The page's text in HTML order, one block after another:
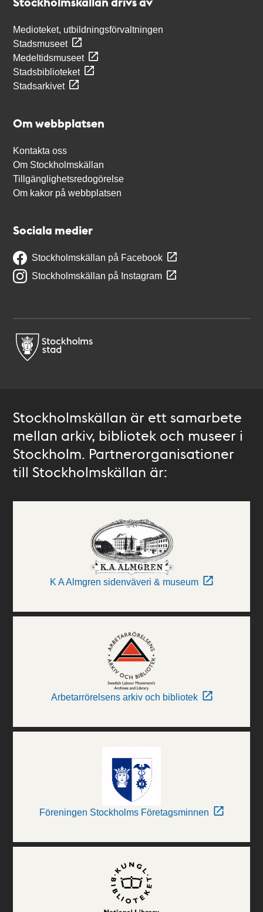
Medioteket, utbildningsförvaltningen
Stadsmuseet
Medeltidsmuseet
Stadsbiblioteket
Stadsarkivet
Om webbplatsen
Kontakta oss
Om Stockholmskällan
Tillgänglighetsredogörelse
Om kakor på webbplatsen
Sociala medier
Stockholmskällan på Facebook
Stockholmskällan på Instagram
Stockholmskällan är ett samarbete
mellan arkiv, bibliotek och museer i
Stockholm. Partnerorganisationer
till Stockholmskällan är:
K A Almgren sidenväveri & museum
Arbetarrörelsens arkiv och bibliotek
Föreningen Stockholms Företagsminnen